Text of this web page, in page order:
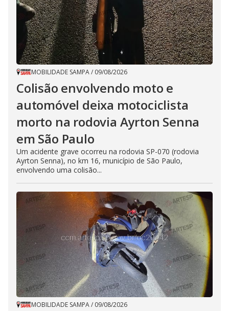
MOBILIDADE SAMPA/ 09/08/2026
Colisão envolvendo moto e
automóvel deixa motociclista
morto na rodovia Ayrton Senna
em São Paulo
Um acidente grave ocorreu na rodovia SP-070 (rodovia
Ayrton Senna), no km 16, município de São Paulo,
envolvendo uma colisão...
MOBILIDADE SAMPA/ 09/08/2026